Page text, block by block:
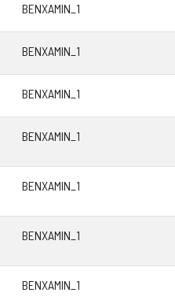
BENXAMIN_1
BENXAMIN_1
BENXAMIN_1
BENXAMIN_1
BENXAMIN_1
BENXAMIN_1
BENXAMIN_1